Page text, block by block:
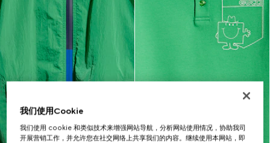
我们使用Cookie
我们使用 cookie 和类似技术来增强网站导航，分析网站使用情况，协助我司
开展营销工作，并允许您在社交网络上共享我们的内容。继续使用本网站，即